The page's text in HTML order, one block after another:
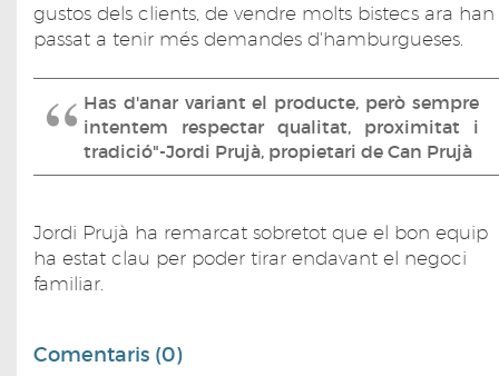
gustos dels clients, de vendre molts bistecs ara han
passat a tenir més demandes d'hamburgueses.
Has d'anar variant el producte, però sempre
intentem respectar qualitat, proximitat i
tradició"-Jordi Prujà, propietari de Can Prujà
Jordi Prujà ha remarcat sobretot que el bon equip
ha estat clau per poder tirar endavant el negoci
familiar.
Comentaris (0)